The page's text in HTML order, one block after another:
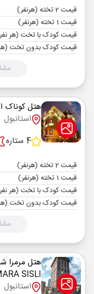
قیمت 2 تخته (هرنفر)
قیمت 1 تخته (هرنفر)
قیمت کودک با تخت (هر
قیمت کودک بدون تخت
هتل کوناک
استانبول
4 ستاره
قیمت 2 تخته (هرنفر)
قیمت 1 تخته (هرنفر)
قیمت کودک با تخت (هر
قیمت کودک بدون تخت
هتل مرمرا
SISLI
استانبول